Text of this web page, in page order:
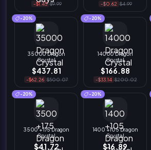
-$1.45 $9.99 -$0.62 $4.99
-20%
35000 Dragon
Crystal
$437.81
-$62.26 $500.07
-20%
14000 Dragon
Crystal
$166.88
-$33.14 $200.02
-20%
3500 +175 Dragon
Crystal
$41.72
-20%
1400 +105 Dragon
Crystal
$16.89